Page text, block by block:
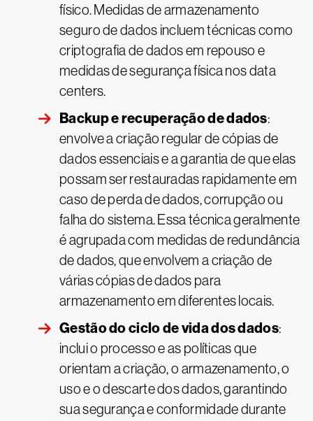
físico. Medidas de armazenamento
seguro de dados incluem técnicas como
criptografia de dados em repouso e
medidas de segurança física nos data
centers.
Backup e recuperação de dados:
envolve a criação regular de cópias de
dados essenciais e a garantia de que elas
possam ser restauradas rapidamente em
caso de perda de dados, corrupção ou
falha do sistema. Essa técnica geralmente
é agrupada com medidas de redundância
de dados, que envolvem a criação de
várias cópias de dados para
armazenamento em diferentes locais.
Gestão do ciclo de vida dos dados:
inclui o processo e as políticas que
orientam a criação, o armazenamento, o
uso e o descarte dos dados, garantindo
sua segurança e conformidade durante